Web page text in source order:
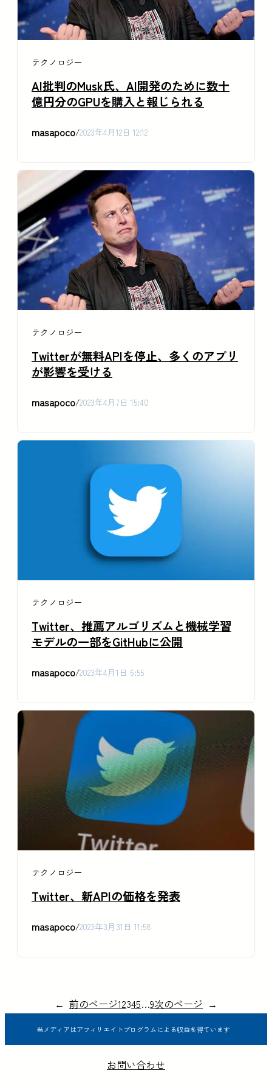
テクノロジー
AI批判のMusk氏、AI開発のために数十
億円分のGPUを購入と報じられる
masapoco/2023年4月12日 12:12
テクノロジー
Twitterが無料APIを停止、多くのアプリ
が影響を受ける
masapoco/2023年4月7日 15:40
テクノロジー
Twitter、推薦アルゴリズムと機械学習
モデルの一部をGitHubに公開
masapoco/2023年4月1日 6:55
テクノロジー
Twitter、新APIの価格を発表
masapoco/2023年3月31日 11:58
← 前のページ12345…9次のページ →
当メディアはアフィリエイトプログラムによる収益を得ています
お問い合わせ